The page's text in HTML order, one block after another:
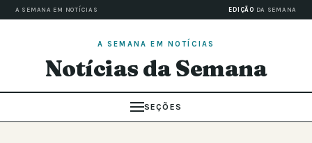
A SEMANA EM NOTÍCIAS EDIÇÃO DA SEMANA
A SEMANA EM NOTÍCIAS
Notícias da Semana
SEÇÕES